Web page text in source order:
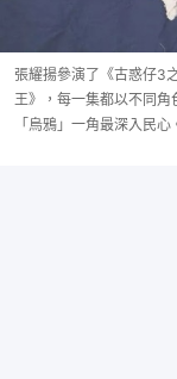
張耀揚參演了《古惑仔3
王》，每一集都以不同
「烏鴉」一角最深入民心